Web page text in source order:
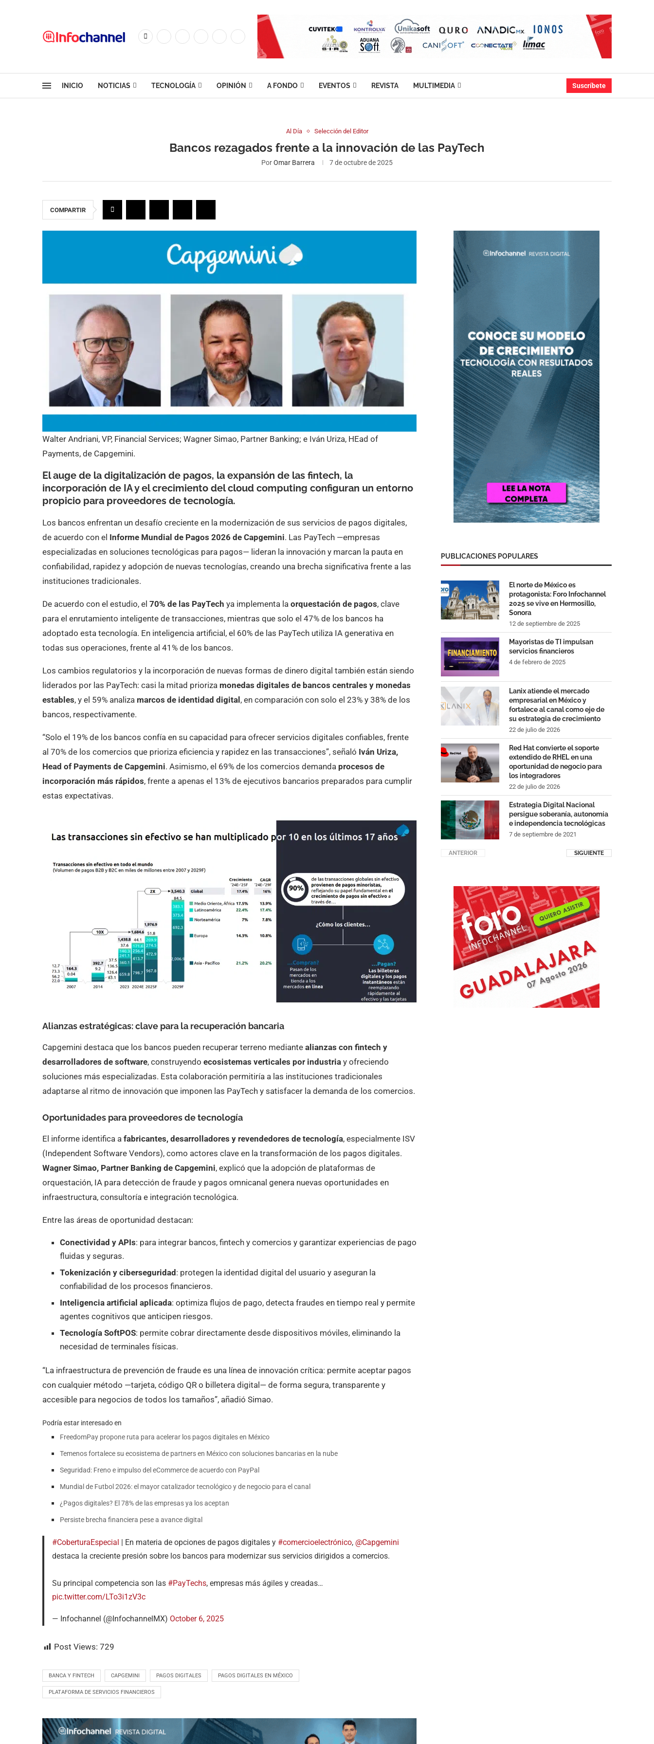
INICIO NOTICIAS TECNOLOGÍA OPINIÓN A FONDO EVENTOS REVISTA MULTIMEDIA Suscríbete
Al Día Selección del Editor
Bancos rezagados frente a la innovación de las PayTech
PorOmar Barrera 7 de octubre de 2025
COMPARTIR
Walter Andriani, VP, Financial Services; Wagner Simao, Partner Banking; e Iván Uriza, HEad of
Payments, de Capgemini.
El auge de la digitalización de pagos, la expansión de las fintech, la
incorporación de IAy el crecimiento delcloud computing configuran un entorno
propicio para proveedores de tecnología.
Los bancos enfrentan un desafío creciente en la modernización de sus servicios de pagos digitales,
de acuerdo con el Informe Mundial de Pagos 2026 de Capgemini. Las PayTech —empresas
especializadas en soluciones tecnológicas para pagos— lideran la innovación y marcan la pauta en
confiabilidad, rapidez y adopción de nuevas tecnologías, creando una brecha significativa frente a las
instituciones tradicionales.
De acuerdo con el estudio, el 70% de las PayTech ya implementa la orquestación de pagos, clave
para el enrutamiento inteligente de transacciones, mientras que solo el 47% de los bancos ha
adoptado esta tecnología. En inteligencia artificial, el 60% de las PayTech utiliza IA generativa en
todas sus operaciones, frente al 41% de los bancos.
Los cambios regulatorios y la incorporación de nuevas formas de dinero digital también están siendo
liderados por las PayTech: casi la mitad prioriza monedas digitales de bancos centrales y monedas
estables, y el 59% analiza marcos de identidad digital , en comparación con solo el 23% y 38% de los
bancos, respectivamente.
“Solo el 19% de los bancos confía en su capacidad para ofrecer servicios digitales confiables, frente
al 70% de los comercios que prioriza eficiencia y rapidez en las transacciones”, señaló Iván Uriza,
Head of Payments de Capgemini. Asimismo, el 69% de los comercios demanda procesos de
incorporación más rápidos, frente a apenas el 13% de ejecutivos bancarios preparados para cumplir
estas expectativas.
Alianzas estratégicas: clave para la recuperación bancaria
Capgemini destaca que los bancos pueden recuperar terreno mediante alianzas con fintech y
desarrolladores de software, construyendo ecosistemas verticales por industria y ofreciendo
soluciones más especializadas. Esta colaboración permitiría a las instituciones tradicionales
adaptarse al ritmo de innovación que imponen las PayTech y satisfacer la demanda de los comercios.
Oportunidades para proveedores de tecnología
El informe identifica a fabricantes, desarrolladores y revendedores de tecnología, especialmente ISV
(Independent Software Vendors), como actores clave en la transformación de los pagos digitales.
Wagner Simao, Partner Banking de Capgemini, explicó que la adopción de plataformas de
orquestación, IA para detección de fraude y pagos omnicanal genera nuevas oportunidades en
infraestructura, consultoría e integración tecnológica.
Entre las áreas de oportunidad destacan:
Conectividad y APIs: para integrar bancos, fintech y comercios y garantizar experiencias de pago
fluidas y seguras.
Tokenización y ciberseguridad : protegen la identidad digital del usuario y aseguran la
confiabilidad de los procesos financieros.
Inteligencia artificial aplicada: optimiza flujos de pago, detecta fraudes en tiempo real y permite
agentes cognitivos que anticipen riesgos.
Tecnología SoftPOS: permite cobrar directamente desde dispositivos móviles, eliminando la
necesidad de terminales físicas.
“La infraestructura de prevención de fraude es una línea de innovación crítica: permite aceptar pagos
con cualquier método —tarjeta, código QR o billetera digital— de forma segura, transparente y
accesible para negocios de todos los tamaños”, añadió Simao.
Podría estar interesado en
FreedomPay propone ruta para acelerar los pagos digitales en México
Temenos fortalece su ecosistema de partners en México con soluciones bancarias en la nube
Seguridad: Freno e impulso del eCommerce de acuerdo con PayPal
Mundial de Futbol 2026: el mayor catalizador tecnológico y de negocio para el canal
¿Pagos digitales? El 78% de las empresas ya los aceptan
Persiste brecha financiera pese a avance digital
#CoberturaEspecial | En materia de opciones de pagos digitales y #comercioelectrónico, @Capgemini
destaca la creciente presión sobre los bancos para modernizar sus servicios dirigidos a comercios.
Su principal competencia son las #PayTechs, empresas más ágiles y creadas…
pic.twitter.com/LTo3i1zV3c
— Infochannel (@InfochannelMX) October 6, 2025
Post Views: 729
BANCA Y FINTECH CAPGEMINI PAGOS DIGITALES PAGOS DIGITALES EN MÉXICO
PLATAFORMA DE SERVICIOS FINANCIEROS
PUBLICACIONES POPULARES
El norte de México es
protagonista: Foro Infochannel
2025 se vive en Hermosillo,
Sonora
12 de septiembre de 2025
Mayoristas de TI impulsan
servicios financieros
4 de febrero de 2025
Lanix atiende el mercado
empresarial en México y
fortalece al canal como eje de
su estrategia de crecimiento
22 de julio de 2026
Red Hat convierte el soporte
extendido de RHEL en una
oportunidad de negocio para
los integradores
22 de julio de 2026
Estrategia Digital Nacional
persigue soberanía, autonomía
e independencia tecnológicas
7 de septiembre de 2021
ANTERIOR SIGUIENTE